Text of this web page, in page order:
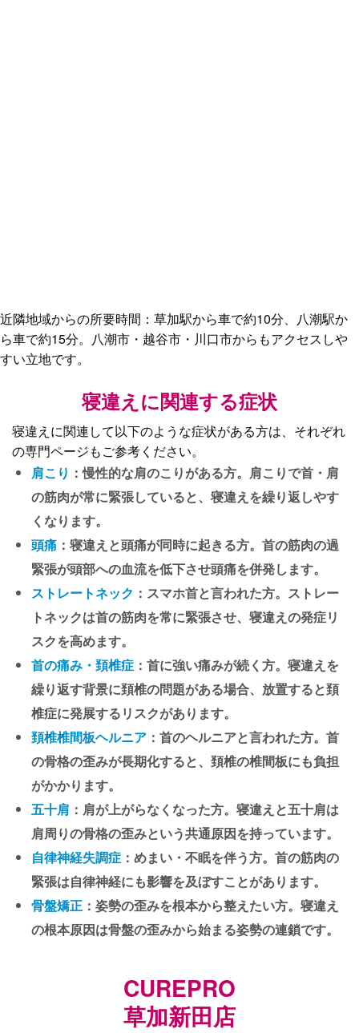
近隣地域からの所要時間：草加駅から車で約10分、八潮駅か
ら車で約15分。八潮市・越谷市・川口市からもアクセスしや
すい立地です。
寝違えに関連する症状
寝違えに関連して以下のような症状がある方は、それぞれ
の専門ページもご参考ください。
肩こり ：慢性的な肩のこりがある方。肩こりで首・肩
の筋肉が常に緊張していると、寝違えを繰り返しやす
くなります。
頭痛 ：寝違えと頭痛が同時に起きる方。首の筋肉の過
緊張が頭部への血流を低下させ頭痛を併発します。
ストレートネック ：スマホ首と言われた方。ストレー
トネックは首の筋肉を常に緊張させ、寝違えの発症リ
スクを高めます。
首の痛み・頚椎症 ：首に強い痛みが続く方。寝違えを
繰り返す背景に頚椎の問題がある場合、放置すると頚
椎症に発展するリスクがあります。
頚椎椎間板ヘルニア ：首のヘルニアと言われた方。首
の骨格の歪みが長期化すると、頚椎の椎間板にも負担
がかかります。
五十肩 ：肩が上がらなくなった方。寝違えと五十肩は
肩周りの骨格の歪みという共通原因を持っています。
自律神経失調症 ：めまい・不眠を伴う方。首の筋肉の
緊張は自律神経にも影響を及ぼすことがあります。
骨盤矯正 ：姿勢の歪みを根本から整えたい方。寝違え
の根本原因は骨盤の歪みから始まる姿勢の連鎖です。
CUREPRO
草加新田店